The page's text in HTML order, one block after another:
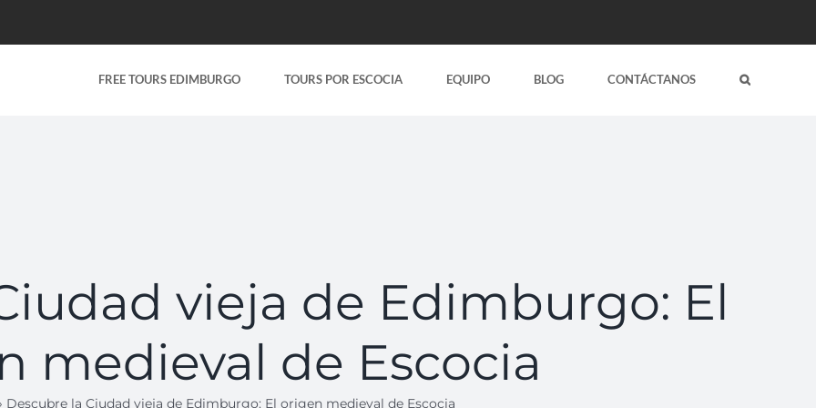
FREE TOURS EDIMBURGO TOURS POR ESCOCIA EQUIPO BLOG CONTÁCTANOS
vieja de Edimburgo: El
medieval de Escocia
Descubre la Ciudad vieja de Edimburgo: El origen medieval de Escocia